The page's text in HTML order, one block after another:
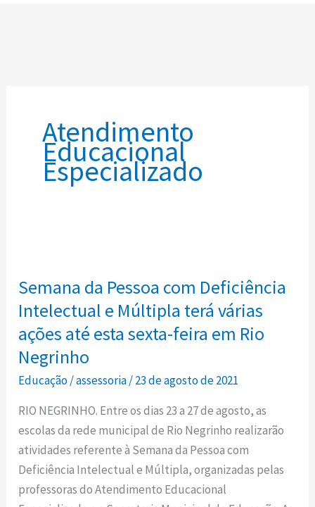
Atendimento
Educacional
Especializado
Semana da Pessoa com Deficiência
Intelectual e Múltipla terá várias
ações até esta sexta-feira em Rio
Negrinho
Educação/assessoria/23 de agosto de 2021
RIO NEGRINHO. Entre os dias 23 a 27 de agosto, as
escolas da rede municipal de Rio Negrinho realizarão
atividades referente à Semana da Pessoa com
Deficiência Intelectual e Múltipla, organizadas pelas
professoras do Atendimento Educacional
Pessoa
com
Deficiência
Intelectual
e
Múltipla
terá
várias
ações
até
esta
sexta-